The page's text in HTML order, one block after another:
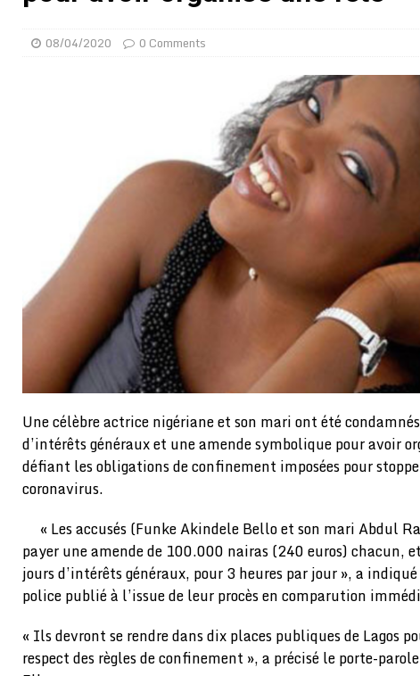
[ 01/08/2026 ] Bénin : Romuald Wadagni reçoit le
Niger : le FMI débloque une bouffée
Franco Baresi, légendaire défenseur de
Benjamin Mendy a vendu aux enchères
[ 31/07/2026 ] Bénin : les membres du Sénat installés
Projet d’investisseurs à la Fifa: l’UEFA
BUSINESS
[ 30/07/2026 ] Mali : au moins 19 soldats exécutés,
[ 05/08/2026 ]
Hervé Renard devient sélectionneur des
08/04/2020 0 Comments
Une célèbre actrice nigériane et son mari ont été
d’intérêts généraux et une amende symbolique pour avoir
défiant les obligations de confinement imposées pour
coronavirus.
« Les accusés (Funke Akindele Bello et son mari Abdul
payer une amende de 100.000 nairas (240 euros) chacun,
jours d’intérêts généraux, pour 3 heures par jour », a
police publié à l’issue de leur procès en comparution
« Ils devront se rendre dans dix places publiques de Lagos
respect des règles de confinement », a précisé le porte-